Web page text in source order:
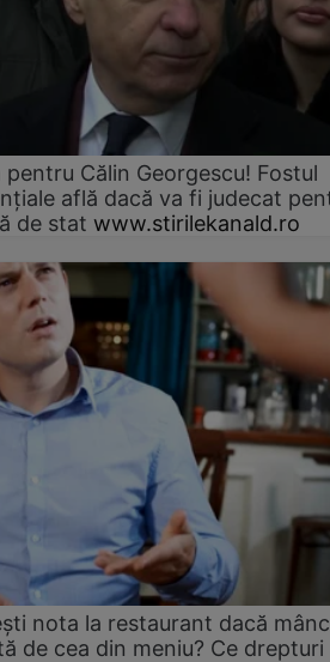
pentru Călin Georgescu! Fostul
află dacă va fi judecat
de stat www.stirilekanald.ro
nota la restaurant dacă
de cea din meniu? Ce drepturi